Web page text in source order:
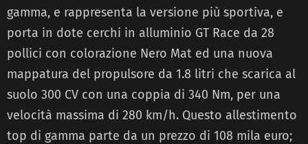
gamma, e rappresenta la versione più sportiva, e
porta in dote cerchi in alluminio GT Race da 28
pollici con colorazione Nero Mat ed una nuova
mappatura del propulsore da 1.8 litri che scarica al
suolo 300 CV con una coppia di 340 Nm, per una
velocità massima di 280 km/h. Questo allestimento
top di gamma parte da un prezzo di 108 mila euro;